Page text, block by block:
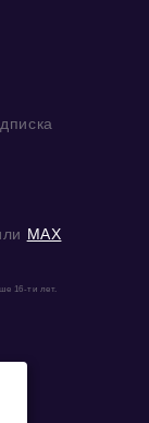
MAX
16-ти лет.